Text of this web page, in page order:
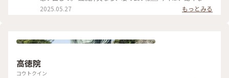
徳院へ向かいました。 親切な運転手さんに生き方を教えても
らい、迷うことなく到着🙌 初めてお会いする鎌倉の大仏様
てお参りを済ませ、お次は憧れの江ノ電に乗って次の目的地へ
寺
で来なければと思っていたので 丁度のタイミングと思って参
拝出来ました❣️ #神社 #銭洗弁天 #巳年 #弁天様 #鎌倉
2025.05.27 もっとみる
高徳院
コウトクイン